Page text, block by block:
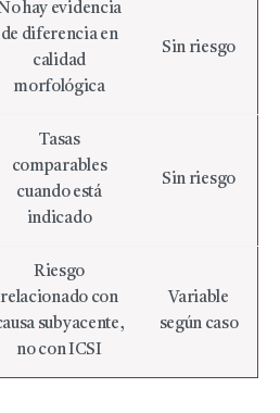
hay evidencia
de diferencia en
calidad
morfológica
Sin riesgo
Tasas
comparables
cuando está
indicado
Sin riesgo
Riesgo
relacionado con
subyacente,
no con ICSI
Variable
según caso